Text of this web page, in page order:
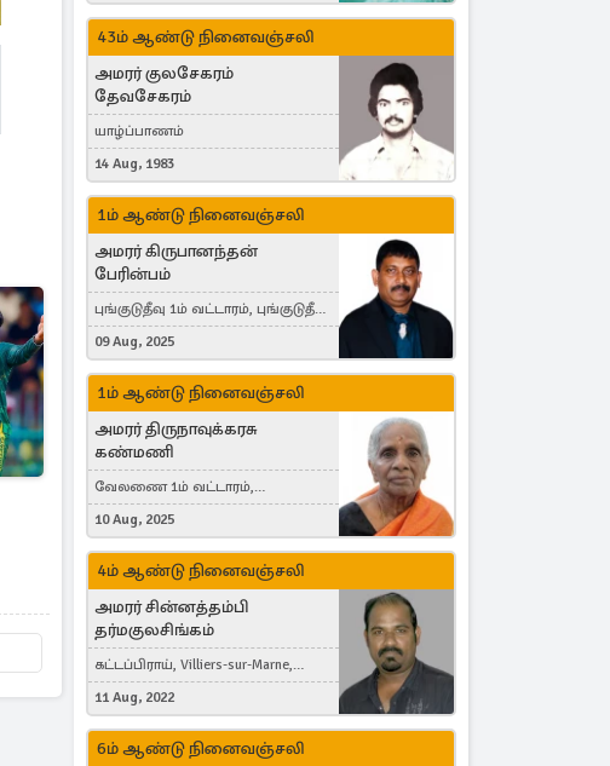
43ம் ஆண்டு நினைவஞ்சலி
அமரர் குலசேகரம்
தேவசேகரம்
யாழ்ப்பாணம்
14 Aug, 1983
1ம் ஆண்டு நினைவஞ்சலி
அமரர் கிருபானந்தன்
பேரின்பம்
புங்குடுதீவு 1ம் வட்டாரம், புங்குடுதீவு,
India, Lausanne, Switzerland
09 Aug, 2025
1ம் ஆண்டு நினைவஞ்சலி
அமரர் திருநாவுக்கரசு
கண்மணி
வேலணை 1ம் வட்டாரம்,
மண்கும்பான் மேற்கு, Liestal,
Switzerland
10 Aug, 2025
4ம் ஆண்டு நினைவஞ்சலி
அமரர் சின்னத்தம்பி
தர்மகுலசிங்கம்
கட்டப்பிராய், Villiers-sur-Marne,
France
11 Aug, 2022
6ம் ஆண்டு நினைவஞ்சலி